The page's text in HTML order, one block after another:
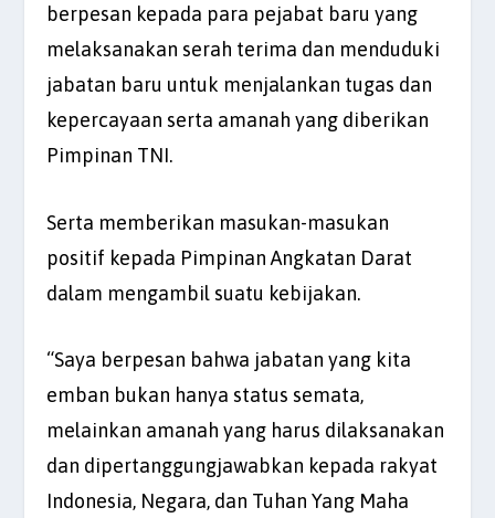
berpesan kepada para pejabat baru yang
melaksanakan serah terima dan menduduki
jabatan baru untuk menjalankan tugas dan
kepercayaan serta amanah yang diberikan
Pimpinan TNI.
Serta memberikan masukan-masukan
positif kepada Pimpinan Angkatan Darat
dalam mengambil suatu kebijakan.
“Saya berpesan bahwa jabatan yang kita
emban bukan hanya status semata,
melainkan amanah yang harus dilaksanakan
dan dipertanggungjawabkan kepada rakyat
Indonesia, Negara, dan Tuhan Yang Maha